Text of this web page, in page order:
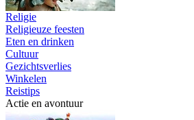
Religie
Religieuze feesten
Eten en drinken
Cultuur
Gezichtsverlies
Winkelen
Reistips
Actie en avontuur